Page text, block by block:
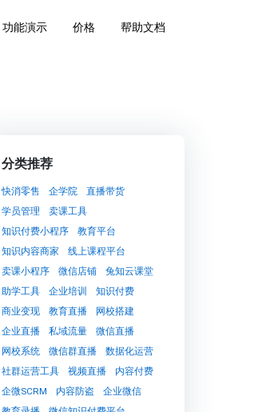
功能演示 价格 帮助文档
分类推荐
快消零售 企学院
直播带货
学员管理
卖课工具
知识付费小程序
教育平台
知识内容商家
线上课程平台
卖课小程序
微信店铺
兔知云课堂
助学工具
企业培训
知识付费
商业变现
教育直播
网校搭建
企业直播
私域流量
微信直播
网校系统
微信群直播
数据化运营
社群运营工具
视频直播
内容付费
企微SCRM
内容防盗
企业微信